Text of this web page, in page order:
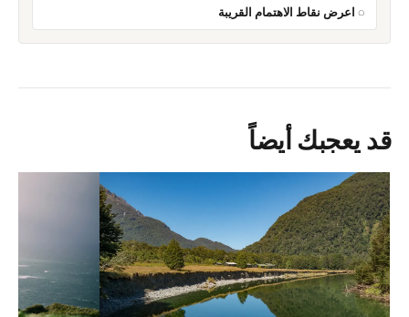
اعرض نقاط الاهتمام القريبة
قد يعجبك أيضاً